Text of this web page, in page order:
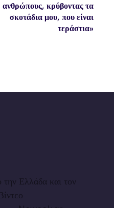
ανθρώπους, κρύβοντας τα
σκοτάδια μου, που είναι
τεράστια»
Ελλάδα και τον